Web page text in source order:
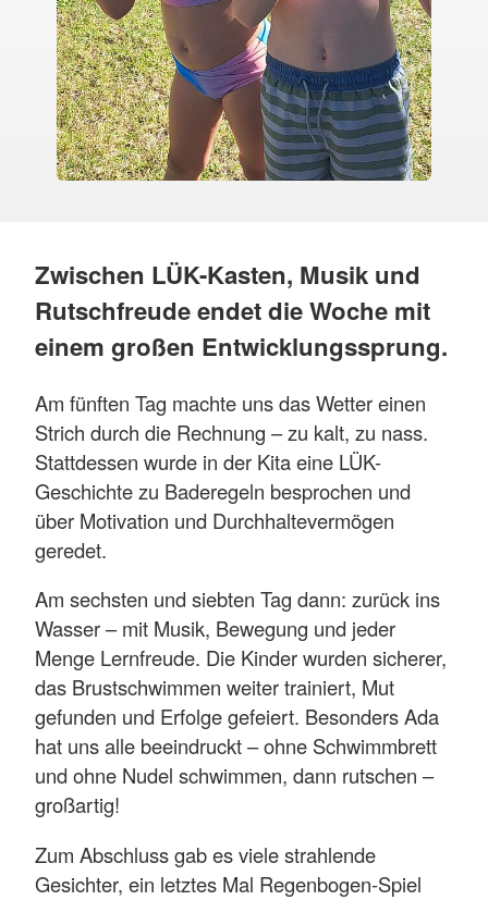
Zwischen LÜK-Kasten, Musik und
Rutschfreude endet die Woche mit
einem großen Entwicklungssprung.
Am fünften Tag machte uns das Wetter einen
Strich durch die Rechnung – zu kalt, zu nass.
Stattdessen wurde in der Kita eine LÜK-
Geschichte zu Baderegeln besprochen und
über Motivation und Durchhaltevermögen
geredet.
Am sechsten und siebten Tag dann: zurück ins
Wasser – mit Musik, Bewegung und jeder
Menge Lernfreude. Die Kinder wurden sicherer,
das Brustschwimmen weiter trainiert, Mut
gefunden und Erfolge gefeiert. Besonders Ada
hat uns alle beeindruckt – ohne Schwimmbrett
und ohne Nudel schwimmen, dann rutschen –
großartig!
Zum Abschluss gab es viele strahlende
Gesichter, ein letztes Mal Regenbogen-Spiel